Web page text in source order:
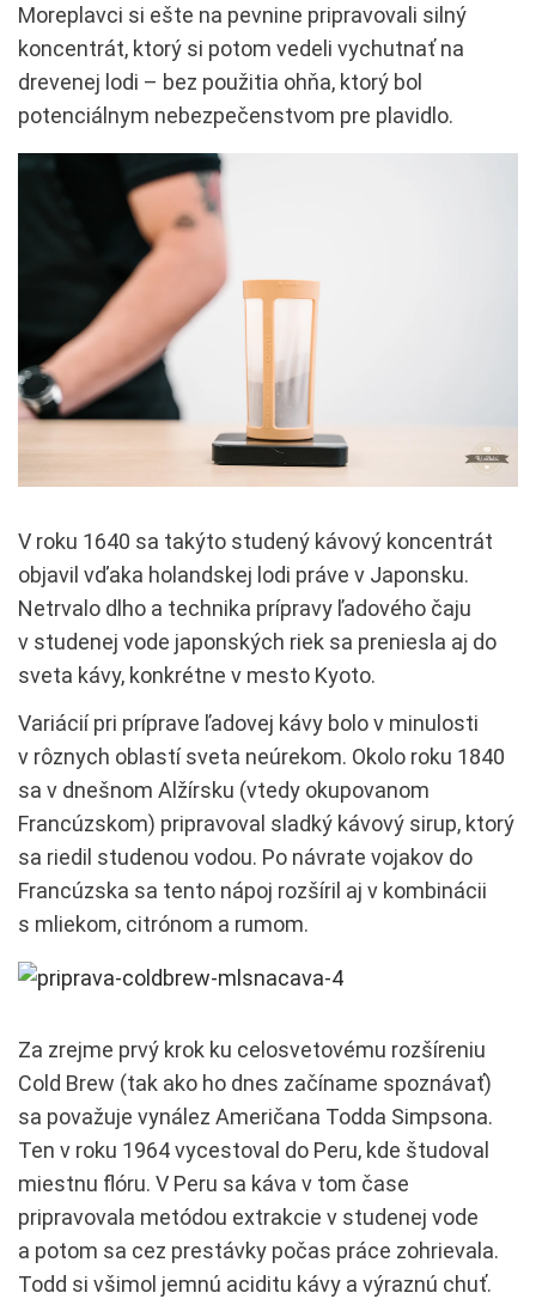
Moreplavci si ešte na pevnine pripravovali silný
koncentrát, ktorý si potom vedeli vychutnať na
drevenej lodi – bez použitia ohňa, ktorý bol
potenciálnym nebezpečenstvom pre plavidlo.
V roku 1640 sa takýto studený kávový koncentrát
objavil vďaka holandskej lodi práve v Japonsku.
Netrvalo dlho a technika prípravy ľadového čaju
v studenej vode japonských riek sa preniesla aj do
sveta kávy, konkrétne v mesto Kyoto.
Variácií pri príprave ľadovej kávy bolo v minulosti
v rôznych oblastí sveta neúrekom. Okolo roku 1840
sa v dnešnom Alžírsku (vtedy okupovanom
Francúzskom) pripravoval sladký kávový sirup, ktorý
sa riedil studenou vodou. Po návrate vojakov do
Francúzska sa tento nápoj rozšíril aj v kombinácii
s mliekom, citrónom a rumom.
Za zrejme prvý krok ku celosvetovému rozšíreniu
Cold Brew (tak ako ho dnes začíname spoznávať)
sa považuje vynález Američana Todda Simpsona.
Ten v roku 1964 vycestoval do Peru, kde študoval
miestnu flóru. V Peru sa káva v tom čase
pripravovala metódou extrakcie v studenej vode
a potom sa cez prestávky počas práce zohrievala.
Todd si všimol jemnú aciditu kávy a výraznú chuť.